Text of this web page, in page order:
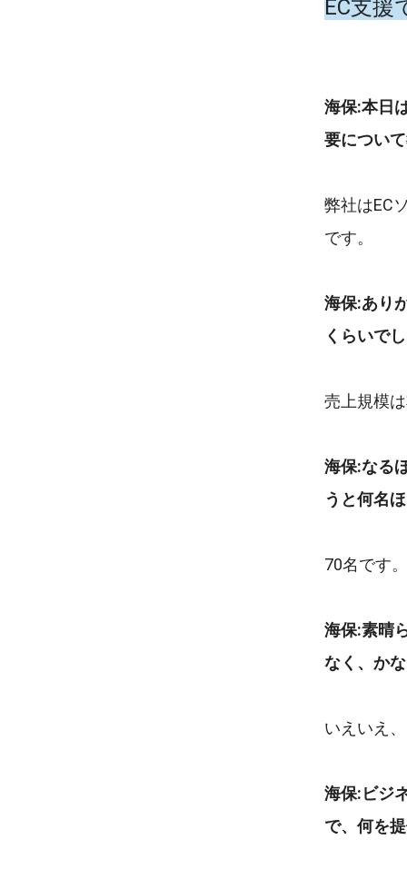
EC支援
海保:本日
要につい
弊社はEC
です。
海保:あり
くらいで
売上規模
海保:なる
うと何名
70名です。
海保:素晴
なく、か
いえいえ
海保:ビジ
で、何を